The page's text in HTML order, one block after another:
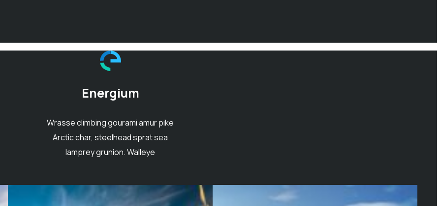
Energium
Wrasse climbing gourami amur pike
Arctic char, steelhead sprat sea
lamprey grunion. Walleye